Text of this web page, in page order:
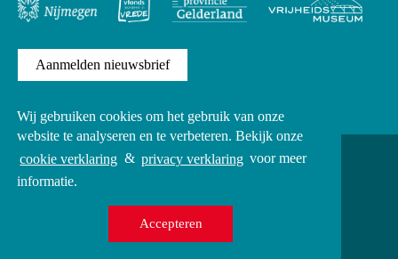
Wij gebruiken cookies om het gebruik van onze
website te analyseren en te verbeteren. Bekijk onze
cookie verklaring & privacy verklaring voor meer
informatie.
Accepteren
Aanmelden nieuwsbrief
Copyright
Alle rechten voorbehouden Infocentre WW2 © 2026
UX
A Creative Mind